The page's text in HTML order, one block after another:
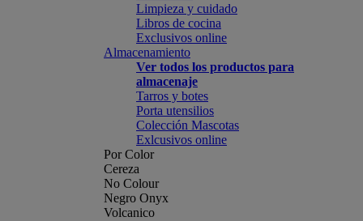
Limpieza y cuidado
Libros de cocina
Exclusivos online
Almacenamiento
Ver todos los productos para
almacenaje
Tarros y botes
Porta utensilios
Colección Mascotas
Exlcusivos online
Por Color
Cereza
No Colour
Negro Onyx
Volcanico